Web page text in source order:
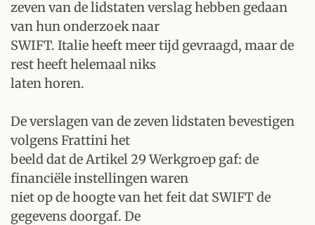
zeven van de lidstaten verslag hebben gedaan
van hun onderzoek naar
SWIFT. Italie heeft meer tijd gevraagd, maar de
rest heeft helemaal niks
laten horen.
De verslagen van de zeven lidstaten bevestigen
volgens Frattini het
beeld dat de Artikel 29 Werkgroep gaf: de
financiële instellingen waren
niet op de hoogte van het feit dat SWIFT de
gegevens doorgaf. De